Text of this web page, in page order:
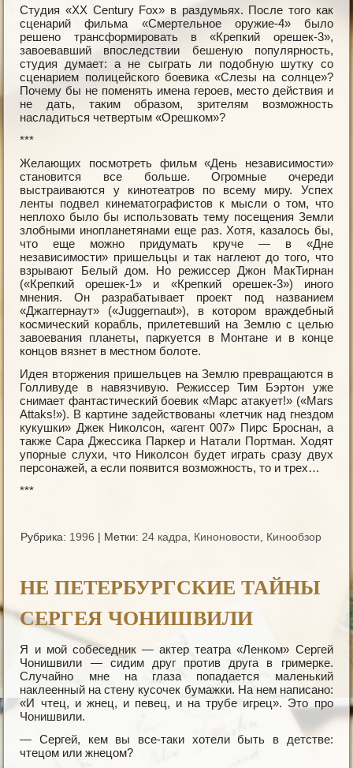
Студия «XX Century Fox» в раздумьях. После того как
сценарий фильма «Смертельное оружие-4» было
решено трансформировать в «Крепкий орешек-3»,
завоевавший впоследствии бешеную популярность,
студия думает: а не сыграть ли подобную шутку со
сценарием полицейского боевика «Слезы на солнце»?
Почему бы не поменять имена героев, место действия и
не дать, таким образом, зрителям возможность
насладиться четвертым «Орешком»?
***
Желающих посмотреть фильм «День независимости»
становится все больше. Огромные очереди
выстраиваются у кинотеатров по всему миру. Успех
ленты подвел кинематографистов к мысли о том, что
неплохо было бы использовать тему посещения Земли
злобными инопланетянами еще раз. Хотя, казалось бы,
что еще можно придумать круче — в «Дне
независимости» пришельцы и так наглеют до того, что
взрывают Белый дом. Но режиссер Джон МакТирнан
(«Крепкий орешек-1» и «Крепкий орешек-3») иного
мнения. Он разрабатывает проект под названием
«Джаггернаут» («Juggernaut»), в котором враждебный
космический корабль, прилетевший на Землю с целью
завоевания планеты, паркуется в Монтане и в конце
концов вязнет в местном болоте.
Идея вторжения пришельцев на Землю превращаются в
Голливуде в навязчивую. Режиссер Тим Бэртон уже
снимает фантастический боевик «Марс атакует!» («Mars
Attaks!»). В картине задействованы «летчик над гнездом
кукушки» Джек Николсон, «агент 007» Пирс Броснан, а
также Сара Джессика Паркер и Натали Портман. Ходят
упорные слухи, что Николсон будет играть сразу двух
персонажей, а если появится возможность, то и трех…
***
Рубрика: 1996 | Метки: 24 кадра, Киноновости, Кинообзор
НЕ ПЕТЕРБУРГСКИЕ ТАЙНЫ
СЕРГЕЯ ЧОНИШВИЛИ
Я и мой собеседник — актер театра «Ленком» Сергей
Чонишвили — сидим друг против друга в гримерке.
Случайно мне на глаза попадается маленький
наклеенный на стену кусочек бумажки. На нем написано:
«И чтец, и жнец, и певец, и на трубе игрец». Это про
Чонишвили.
— Сергей, кем вы все-таки хотели быть в детстве:
чтецом или жнецом?